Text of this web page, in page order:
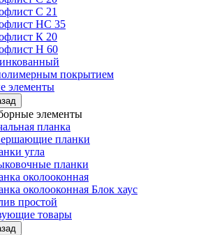
C 21
НС 35
К 20
Н 60
покрытием
элементы
элементы
планка
планки
угла
планки
околооконная
околооконная Блок хаус
простой
товары